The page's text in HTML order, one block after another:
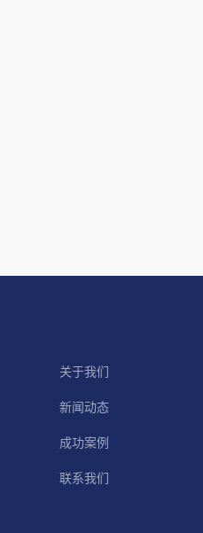
关于我们
新闻动态
成功案例
联系我们